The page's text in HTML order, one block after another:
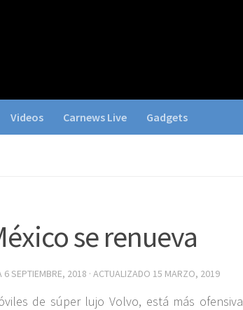
Videos Carnews Live Gadgets
se renueva
6 SEPTIEMBRE, 2018 · ACTUALIZADO 15 MARZO, 2019
de súper lujo Volvo, está más ofensiva